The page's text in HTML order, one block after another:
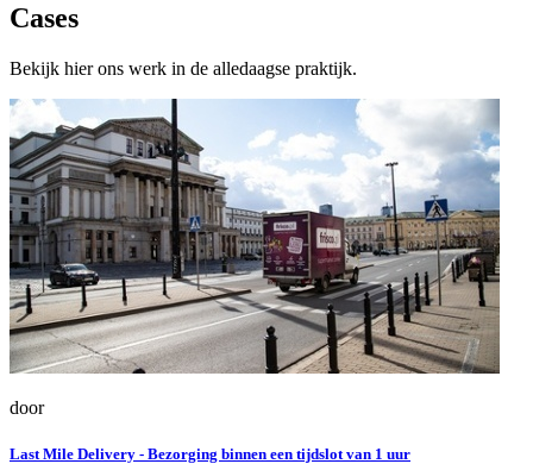
Cases
Bekijk hier ons werk in de alledaagse praktijk.
door
Last Mile Delivery - Bezorging binnen een tijdslot van 1 uur